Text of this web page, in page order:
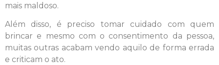
mais maldoso.
Além disso, é preciso tomar cuidado com quem
brincar e mesmo com o consentimento da pessoa,
muitas outras acabam vendo aquilo de forma errada
e criticam o ato.